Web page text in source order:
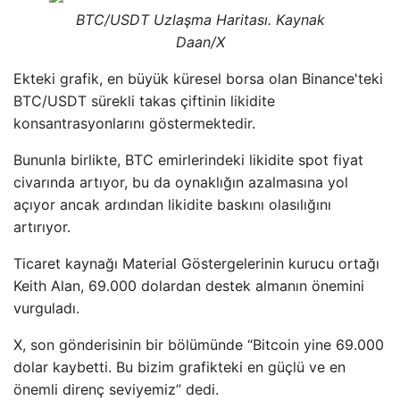
BTC/USDT Uzlaşma Haritası. Kaynak
Daan/X
Ekteki grafik, en büyük küresel borsa olan Binance'teki
BTC/USDT sürekli takas çiftinin likidite
konsantrasyonlarını göstermektedir.
Bununla birlikte, BTC emirlerindeki likidite spot fiyat
civarında artıyor, bu da oynaklığın azalmasına yol
açıyor ancak ardından likidite baskını olasılığını
artırıyor.
Ticaret kaynağı Material Göstergelerinin kurucu ortağı
Keith Alan, 69.000 dolardan destek almanın önemini
vurguladı.
X, son gönderisinin bir bölümünde “Bitcoin yine 69.000
dolar kaybetti. Bu bizim grafikteki en güçlü ve en
önemli direnç seviyemiz” dedi.